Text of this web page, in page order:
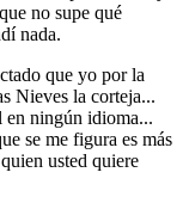
no supe qué
nada.
que yo por la
Nieves la corteja...
en ningún idioma...
se me figura es más
usted quiere